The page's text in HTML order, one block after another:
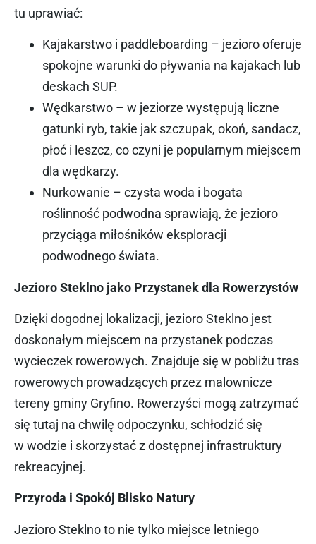
tu uprawiać:
Kajakarstwo i paddleboarding – jezioro oferuje
spokojne warunki do pływania na kajakach lub
deskach SUP.
Wędkarstwo – w jeziorze występują liczne
gatunki ryb, takie jak szczupak, okoń, sandacz,
płoć i leszcz, co czyni je popularnym miejscem
dla wędkarzy.
Nurkowanie – czysta woda i bogata
roślinność podwodna sprawiają, że jezioro
przyciąga miłośników eksploracji
podwodnego świata.
Jezioro Steklno jako Przystanek dla Rowerzystów
Dzięki dogodnej lokalizacji, jezioro Steklno jest
doskonałym miejscem na przystanek podczas
wycieczek rowerowych. Znajduje się w pobliżu tras
rowerowych prowadzących przez malownicze
tereny gminy Gryfino. Rowerzyści mogą zatrzymać
się tutaj na chwilę odpoczynku, schłodzić się
w wodzie i skorzystać z dostępnej infrastruktury
rekreacyjnej.
Przyroda i Spokój Blisko Natury
Jezioro Steklno to nie tylko miejsce letniego